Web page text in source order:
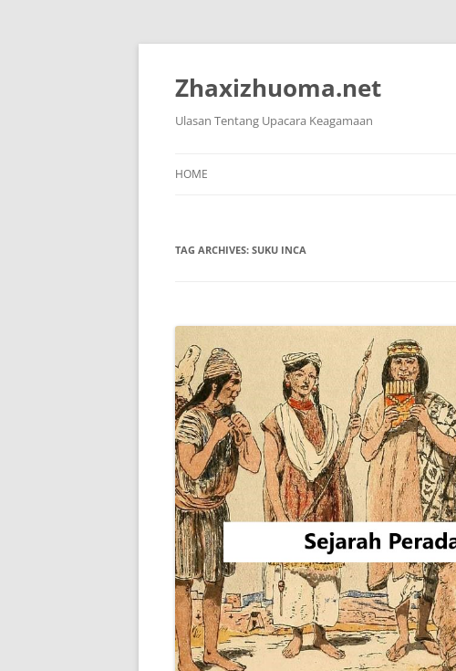
Skip
content
Zhaxizhuoma.net
Ulasan Tentang Upacara Keagamaan
HOME
TAG ARCHIVES: SUKU INCA